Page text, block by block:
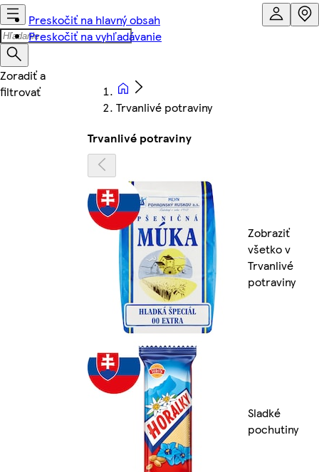
Preskočiť na hlavný obsah
Preskočiť na vyhľadávanie
Trvanlivé potraviny
Trvanlivé potraviny
Zobraziť
všetko v
Trvanlivé
potraviny
Sladké
pochutiny